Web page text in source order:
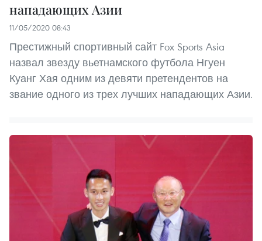
нападающих Азии
11/05/2020 08:43
Престижный спортивный сайт Fox Sports Asia
назвал звезду вьетнамского футбола Нгуен
Куанг Хая одним из девяти претендентов на
звание одного из трех лучших нападающих Азии.